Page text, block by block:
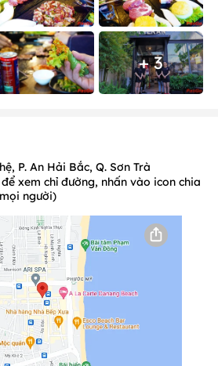
+ 3
P. An Hải Bắc, Q. Sơn Trà
xem chỉ đường, nhấn vào icon chia
người)